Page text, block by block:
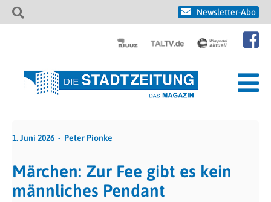
Newsletter-Abo
1. Juni 2026 Peter Pionke
Märchen: Zur Fee gibt es kein
männliches Pendant